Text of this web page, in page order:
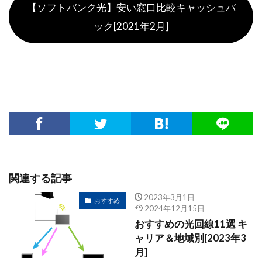
【ソフトバンク光】安い窓口比較キャッシュバ
ック[2021年2月]
関連する記事
おすすめ
2023年3月1日
2024年12月15日
おすすめの光回線11選 キ
ャリア＆地域別[2023年3
月]